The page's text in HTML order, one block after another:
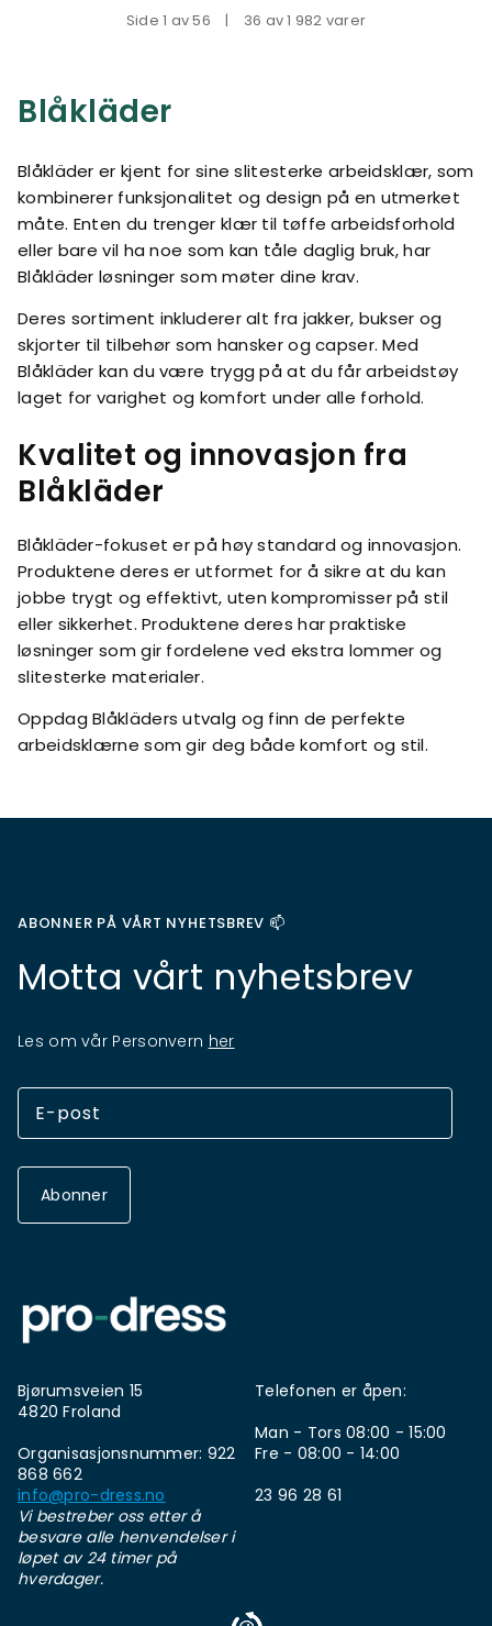
Side 1 av 56 | 36 av 1 982 varer
Blåkläder
Blåkläder er kjent for sine slitesterke arbeidsklær, som
kombinerer funksjonalitet og design på en utmerket
måte. Enten du trenger klær til tøffe arbeidsforhold
eller bare vil ha noe som kan tåle daglig bruk, har
Blåkläder løsninger som møter dine krav.
Deres sortiment inkluderer alt fra jakker, bukser og
skjorter til tilbehør som hansker og capser. Med
Blåkläder kan du være trygg på at du får arbeidstøy
laget for varighet og komfort under alle forhold.
Kvalitet og innovasjon fra
Blåkläder
Blåkläder-fokuset er på høy standard og innovasjon.
Produktene deres er utformet for å sikre at du kan
jobbe trygt og effektivt, uten kompromisser på stil
eller sikkerhet. Produktene deres har praktiske
løsninger som gir fordelene ved ekstra lommer og
slitesterke materialer.
Oppdag Blåkläders utvalg og finn de perfekte
arbeidsklærne som gir deg både komfort og stil.
ABONNER PÅ VÅRT NYHETSBREV 📫
Motta vårt nyhetsbrev
Les om vår Personvern her
Abonner
Bjørumsveien 15
4820 Froland
Organisasjonsnummer: 922
868 662
info@pro-dress.no
Vi bestreber oss etter å
besvare alle henvendelser i
løpet av 24 timer på
hverdager.
Telefonen er åpen:
Man - Tors 08:00 - 15:00
Fre - 08:00 - 14:00
23 96 28 61